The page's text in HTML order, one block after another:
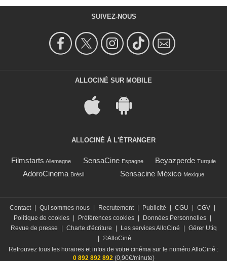
SUIVEZ-NOUS
ALLOCINÉ SUR MOBILE
ALLOCINÉ À L'ÉTRANGER
Filmstarts Allemagne SensaCine Espagne Beyazperde Turquie
AdoroCinema Brésil Sensacine México Mexique
Contact | Qui sommes-nous | Recrutement | Publicité | CGU | CGV |
Politique de cookies | Préférences cookies | Données Personnelles |
Revue de presse
| Charte d'écriture | Les services AlloCiné | Gérer Utiq
| ©AlloCiné
Retrouvez tous les horaires et infos de votre cinéma sur le numéro AlloCiné :
0 892 892 892 (0,90€/minute)